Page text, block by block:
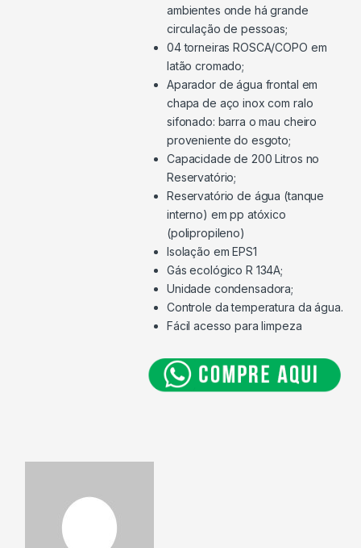
ambientes onde há grande
circulação de pessoas;
04 torneiras ROSCA/COPO em
latão cromado;
Aparador de água frontal em
chapa de aço inox com ralo
sifonado: barra o mau cheiro
proveniente do esgoto;
Capacidade de 200 Litros no
Reservatório;
Reservatório de água (tanque
interno) em pp atóxico
(polipropileno)
Isolação em EPS1
Gás ecológico R 134A;
Unidade condensadora;
Controle da temperatura da água.
Fácil acesso para limpeza